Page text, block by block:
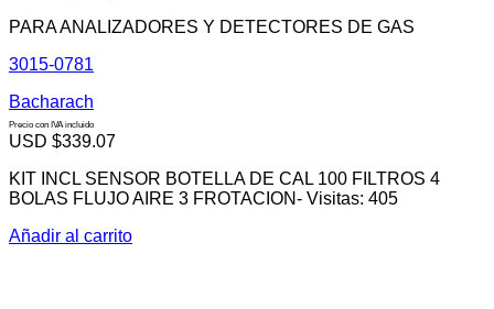
PARA ANALIZADORES Y DETECTORES DE GAS
3015-0781
Bacharach
Precio con IVA incluido
USD $339.07
KIT INCL SENSOR BOTELLA DE CAL 100 FILTROS 4
BOLAS FLUJO AIRE 3 FROTACION- Visitas: 405
Añadir al carrito